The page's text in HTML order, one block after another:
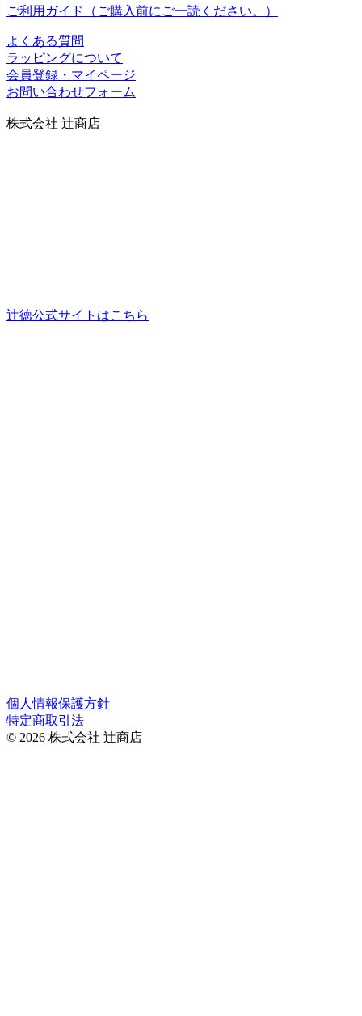
ご利用ガイド（ご購入前にご一読ください。）
よくある質問
ラッピングについて
会員登録・マイページ
お問い合わせフォーム
株式会社 辻商店
辻徳公式サイトはこちら
個人情報保護方針
特定商取引法
© 2026 株式会社 辻商店